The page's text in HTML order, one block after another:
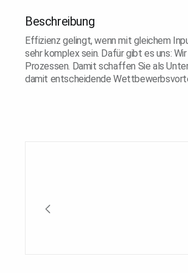
Beschreibung
Effizienz gelingt, wenn mit gleichem
sehr komplex sein. Dafür gibt es uns:
Prozessen. Damit schaffen Sie als
damit entscheidende